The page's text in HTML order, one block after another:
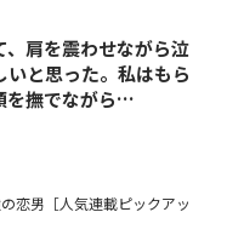
肩を震わせながら泣
いと思った。私はもら
を撫でながら…
恋男［人気連載ピックアッ